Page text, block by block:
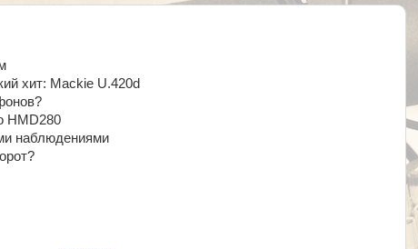
хит: Mackie U.420d
HMD280
наблюдениями